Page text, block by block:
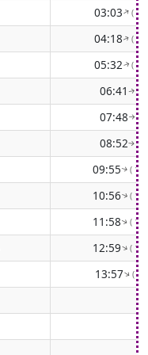
03:03↑(
04:18↑(
05:32↑(
06:41 ↑(
07:48↑(
08:52↑(
09:55↑(
10:56↑(
11:58↑(
12:59↑(
13:57↑(